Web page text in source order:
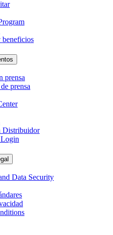
beneficios
prensa
prensa
Distribuidor
Data Security